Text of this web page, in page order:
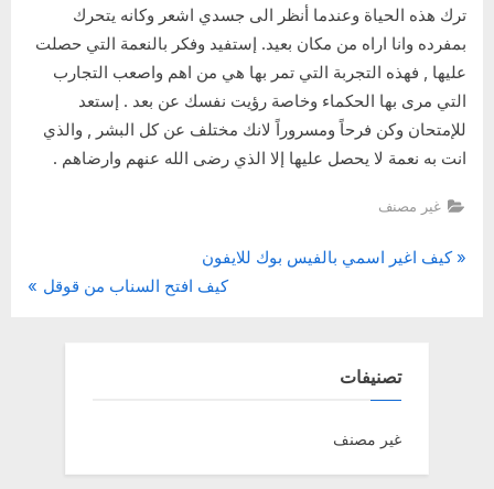
ترك هذه الحياة وعندما أنظر الى جسدي اشعر وكانه يتحرك
بمفرده وانا اراه من مكان بعيد. إستفيد وفكر بالنعمة التي حصلت
عليها , فهذه التجربة التي تمر بها هي من اهم واصعب التجارب
التي مرى بها الحكماء وخاصة رؤيت نفسك عن بعد . إستعد
للإمتحان وكن فرحاً ومسروراً لانك مختلف عن كل البشر , والذي
انت به نعمة لا يحصل عليها إلا الذي رضى الله عنهم وارضاهم .
غير مصنف
تصفّح
P
كيف اغير اسمي بالفيس بوك للايفون
N
كيف افتح السناب من قوقل
تصنيفات
غير مصنف